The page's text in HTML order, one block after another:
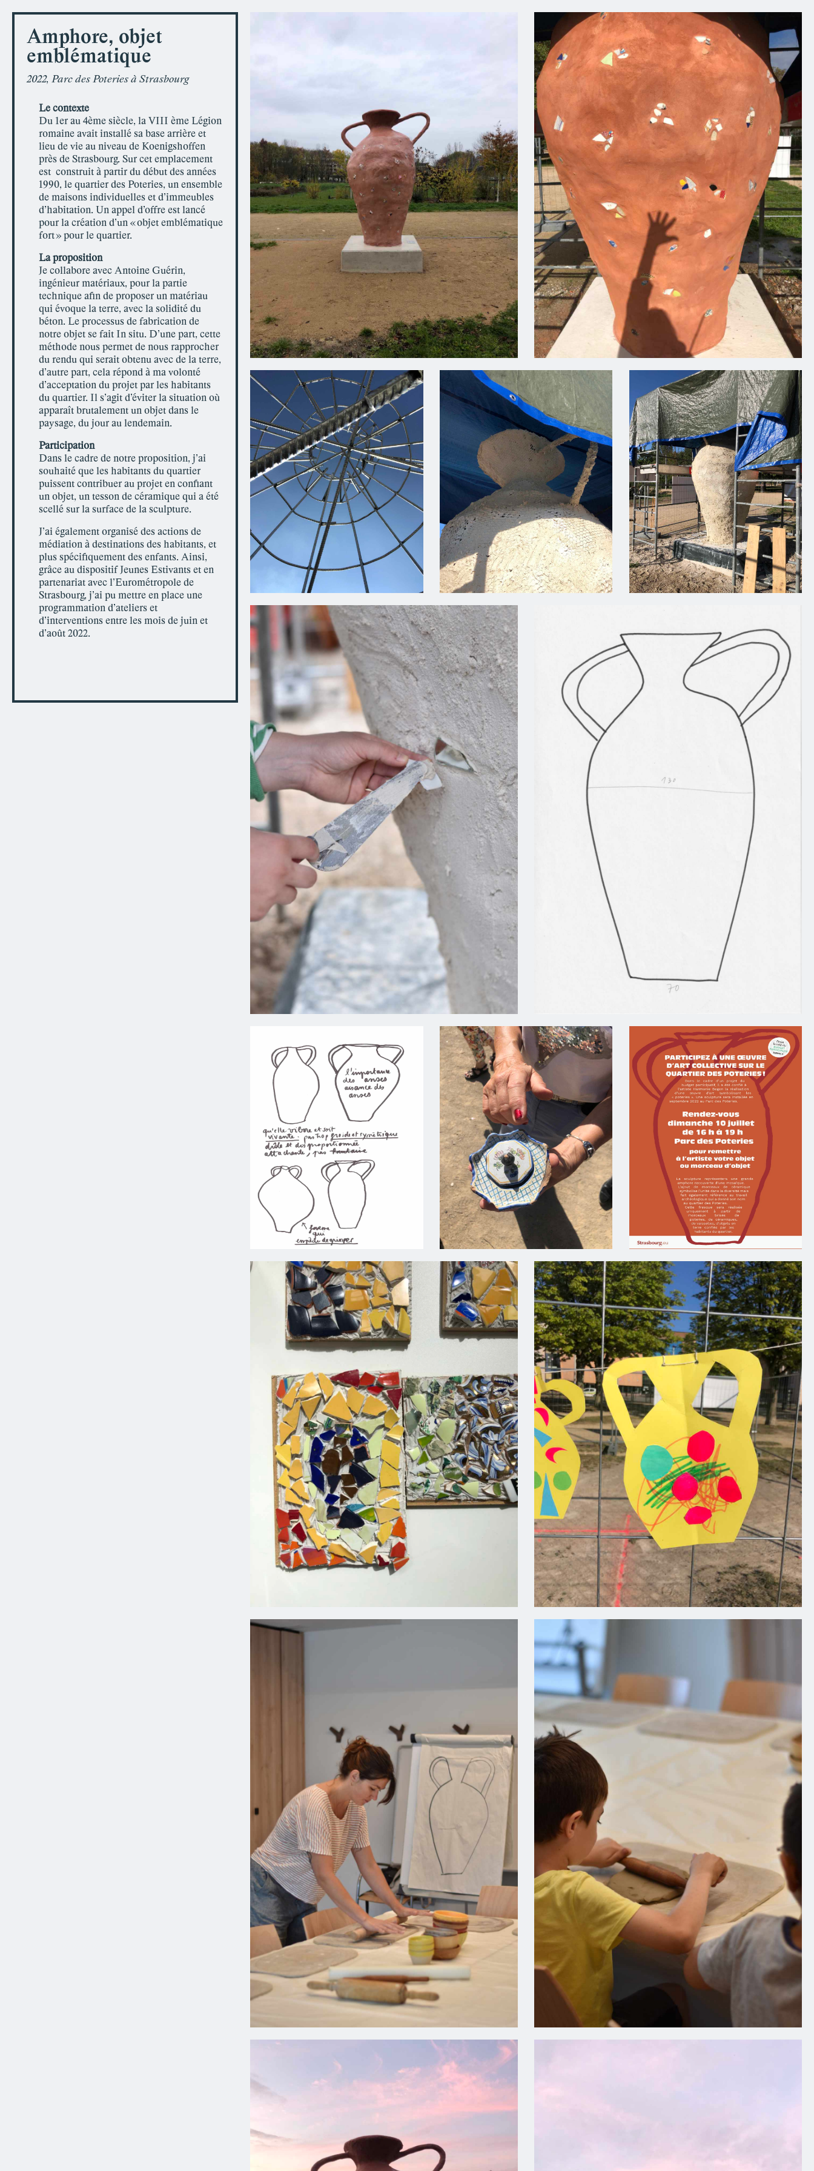
Amphore, objet
emblématique
2022, Parc des Poteries à Strasbourg
Le contexte
Du 1er au 4ème siècle, la VIII ème Légion
romaine avait installé sa base arrière et
lieu de vie au niveau de Koenigshoffen
près de Strasbourg. Sur cet emplacement
est construit à partir du début des années
1990, le quartier des Poteries, un ensemble
de maisons individuelles et d’immeubles
d’habitation. Un appel d’offre est lancé
pour la création d’un « objet emblématique
fort » pour le quartier.
La proposition
Je collabore avec Antoine Guérin,
ingénieur matériaux, pour la partie
technique afin de proposer un matériau
qui évoque la terre, avec la solidité du
béton. Le processus de fabrication de
notre objet se fait In situ. D’une part, cette
méthode nous permet de nous rapprocher
du rendu qui serait obtenu avec de la terre,
d’autre part, cela répond à ma volonté
d’acceptation du projet par les habitants
du quartier. Il s’agit d’éviter la situation où
apparaît brutalement un objet dans le
paysage, du jour au lendemain.
Participation
Dans le cadre de notre proposition, j’ai
souhaité que les habitants du quartier
puissent contribuer au projet en confiant
un objet, un tesson de céramique qui a été
scellé sur la surface de la sculpture.
J’ai également organisé des actions de
médiation à destinations des habitants, et
plus spécifiquement des enfants. Ainsi,
grâce au dispositif Jeunes Estivants et en
partenariat avec l’Eurométropole de
Strasbourg, j’ai pu mettre en place une
programmation d’ateliers et
d’interventions entre les mois de juin et
d’août 2022.